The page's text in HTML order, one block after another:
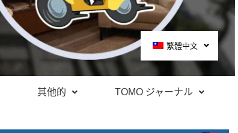
繁體中文
其他的 TOMO ジャーナル